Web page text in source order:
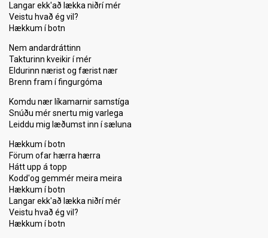
Langar ekk'að lækka niðrí mér
Veistu hvað ég vil?
Hækkum í botn
Nem andardráttinn
Takturinn kveikir í mér
Eldurinn nærist og færist nær
Brenn fram í fingurgóma
Komdu nær líkamarnir samstíga
Snúðu mér snertu mig varlega
Leiddu mig læðumst inn í sæluna
Hækkum í botn
Förum ofar hærra hærra
Hátt upp á topp
Kodd'og gemmér meira meira
Hækkum í botn
Langar ekk'að lækka niðrí mér
Veistu hvað ég vil?
Hækkum í botn